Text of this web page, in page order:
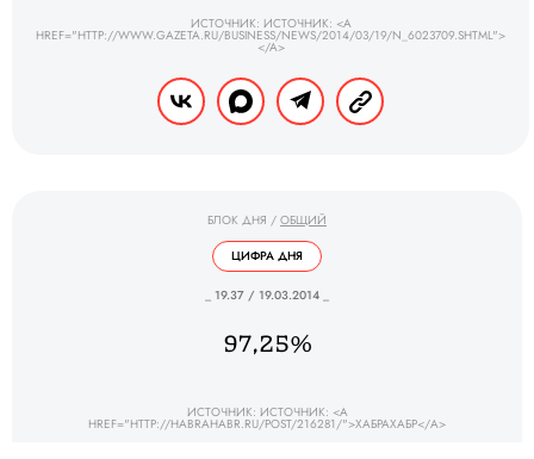
ИСТОЧНИК: ИСТОЧНИК: <A
HREF="HTTP://WWW.GAZETA.RU/BUSINESS/NEWS/2014/03/19/N_6023709.SHTML">
</A>
БЛОК ДНЯ / ОБЩИЙ
ЦИФРА ДНЯ
_ 19.37 / 19.03.2014 _
97,25%
ИСТОЧНИК: ИСТОЧНИК: <A
HREF="HTTP://HABRAHABR.RU/POST/216281/">ХАБРАХАБР</A>